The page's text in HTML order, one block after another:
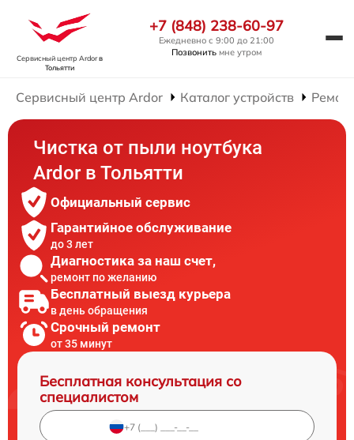
Сервисный центр Ardorв
Тольятти
+7 (848) 238-60-97
Ежедневно с 9:00 до 21:00
Позвонить мне утром
Сервисный центр Ardor Каталог устройств
Чистка от пыли ноутбука
Ardor в Тольятти
Официальный сервис
Гарантийное обслуживание
до 3 лет
Диагностика за наш счет,
ремонт по желанию
Бесплатный выезд курьера
в день обращения
Срочный ремонт
от 35 минут
Бесплатная консультация со
специалистом